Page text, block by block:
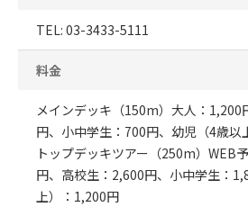
TEL: 03-3433-5111
料金
メインデッキ（150m）大人：1,200
円、小中学生：700円、幼児（4歳以
トップデッキツアー（250m）
円、高校生：2,600円、小中学生：
上）：1,200円